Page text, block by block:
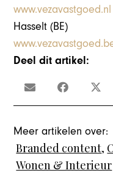
www.vezavastgoed.nl
Hasselt (BE)
Deel dit artikel:
Meer artikelen over:
Branded content,
Wonen & Interieur